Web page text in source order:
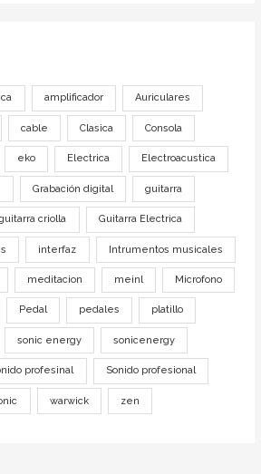
amplificador Auriculares
cable Clasica Consola
eko Electrica Electroacustica
Grabación digital guitarra
criolla Guitarra Electrica
interfaz Intrumentos musicales
meditacion meinl Microfono
Pedal pedales platillo
sonic energy sonicenergy
profesinal Sonido profesional
warwick zen